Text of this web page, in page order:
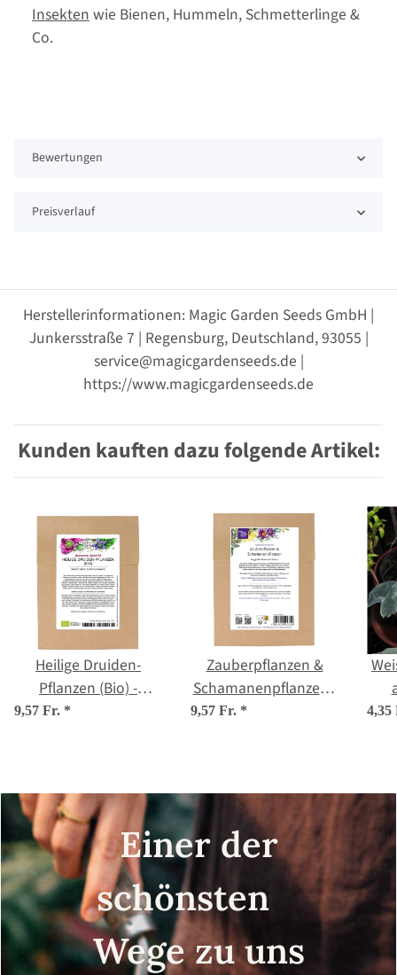
Insektenwie Bienen, Hummeln, Schmetterlinge &
Co.
Bewertungen
Preisverlauf
Herstellerinformationen: Magic Garden Seeds GmbH |
Junkersstraße 7 | Regensburg, Deutschland, 93055 |
service@magicgardenseeds.de |
https://www.magicgardenseeds.de
Kunden kauften dazu folgende Artikel:
Heilige Druiden-
Pflanzen (Bio) -
Samenset
9,57 Fr. *
Zauberpflanzen &
Schamanenpflanzen -
Samenset
9,57 Fr. *
Einer der
schönsten
Wege zu uns